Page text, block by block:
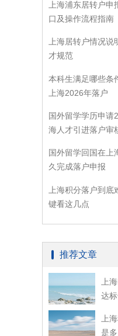
上海浦东居转户申
口及操作流程指南
上海居转户情况说
才规范
本科生满足哪些条
上海2026年落户
国外留学学历申请
海人才引进落户审
国外留学回国在上
久完成落户申报
上海积分落户到底
键看这几点
推荐文章
上
达
上
是